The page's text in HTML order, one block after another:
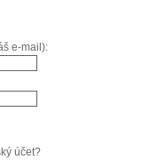
e-mail):
účet?